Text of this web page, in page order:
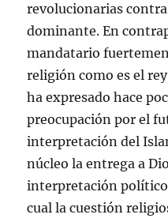
revolucionarias
dominante. En
mandatario
religión como es el
ha expresado hace
preocupación por el
interpretación del
núcleo la entrega a
interpretación
cual la cuestión